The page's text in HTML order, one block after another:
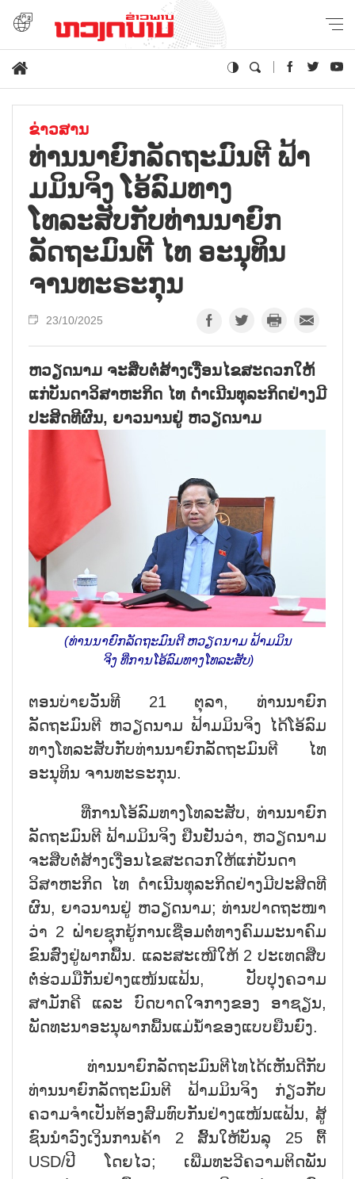
ຂ່າວສານ
ທ່ານນາຍົກລັດຖະມົນຕີ ຟ້າ
ມມິນຈິງ ໂອ້ລົມທາງ
ໂທລະສັບກັບທ່ານນາຍົກ
ລັດຖະມົນຕີ ໄທ ອະນຸທິນ
ຈານທະຣະກຸນ
23/10/2025
ຫວຽດນາມ ຈະສືບຕໍ່ສ້າງເງື່ອນໄຂສະດວກໃຫ້
ແກ່ບັນດາວິສາຫະກິດ ໄທ ດຳເນີນທຸລະກິດຢ່າງມີ
ປະສິດທີຜົນ, ຍາວນານຢູ່ ຫວຽດນາມ
(ທ່ານນາຍົກລັດຖະມົນຕີ ຫວຽດນາມ ຟ້າມມິນ
ຈິງ ທີ່ການໂອ້ລົມທາງໂທລະສັບ)
ຕອນບ່າຍວັນທີ 21 ຕຸລາ, ທ່ານນາຍົກ
ລັດຖະມົນຕີ ຫວຽດນາມ ຟ້າມມິນຈິງ ໄດ້ໂອ້ລົມ
ທາງໂທລະສັບກັບທ່ານນາຍົກລັດຖະມົນຕີ ໄທ
ອະນຸທິນ ຈານທະຣະກຸນ.
ທີ່ການໂອ້ລົມທາງໂທລະສັບ, ທ່ານນາຍົກ
ລັດຖະມົນຕີ ຟ້າມມິນຈິງ ຢືນຢັນວ່າ, ຫວຽດນາມ
ຈະສືບຕໍ່ສ້າງເງື່ອນໄຂສະດວກໃຫ້ແກ່ບັນດາ
ວິສາຫະກິດ ໄທ ດຳເນີນທຸລະກິດຢ່າງມີປະສິດທີ
ຜົນ, ຍາວນານຢູ່ ຫວຽດນາມ; ທ່ານປາດຖະໜາ
ວ່າ 2 ຝ່າຍຊຸກຍູ້ການເຊື່ອມຕໍ່ທາງຄົມມະນາຄົມ
ຂົນສົ່ງຢູ່ພາກພື້ນ. ແລະສະເໜີໃຫ້ 2 ປະເທດສືບ
ຕໍ່ຮ່ວມມືກັນຢ່າງແໜ້ນແຟ້ນ, ປັບປຸງຄວາມ
ສາມັກຄີ ແລະ ບົດບາດໃຈກາງຂອງ ອາຊຽນ,
ພັດທະນາອະນຸພາກພື້ນແມ່ນ້ຳຂອງແບບຍືນຍົງ.
ທ່ານນາຍົກລັດຖະມົນຕີໄທໄດ້ເຫັນດີກັບ
ທ່ານນາຍົກລັດຖະມົນຕີ ຟ້າມມິນຈິງ ກ່ຽວກັບ
ຄວາມຈຳເປັນຕ້ອງສົມທົບກັນຢ່າງແໜ້ນແຟ້ນ, ສູ້
ຊົນນຳວົງເງິນການຄ້າ 2 ສົ້ນໃຫ້ບັນລຸ 25 ຕື້
USD/ປີ ໂດຍໄວ; ເພີ່ມທະວີຄວາມຕິດພັນ